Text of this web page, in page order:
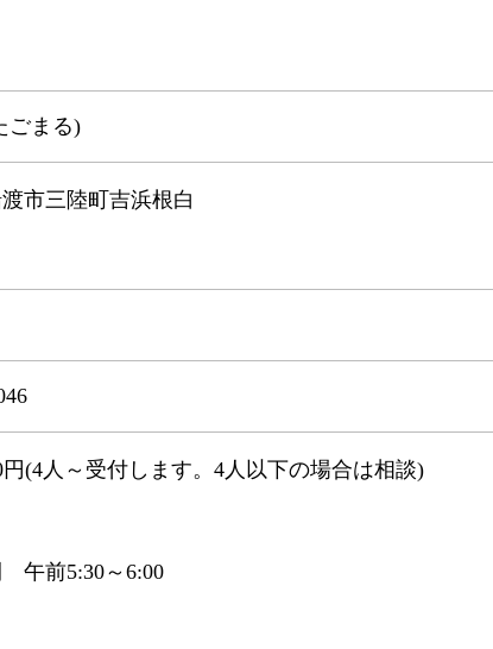
ごまる)
市三陸町吉浜根白
(4人～受付します。4人以下の場合は相談)
前5:30～6:00